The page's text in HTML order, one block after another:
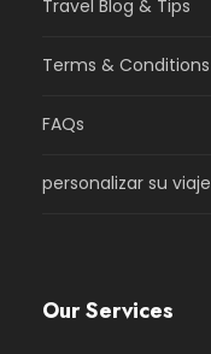
Travel Blog & Tips
Terms & Conditions
FAQs
personalizar su viaje
Our Services